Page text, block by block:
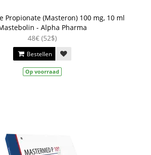
Propionate (Masteron) 100 mg, 10 ml
- Alpha Pharma
48€ (52$)
Bestellen
Op voorraad